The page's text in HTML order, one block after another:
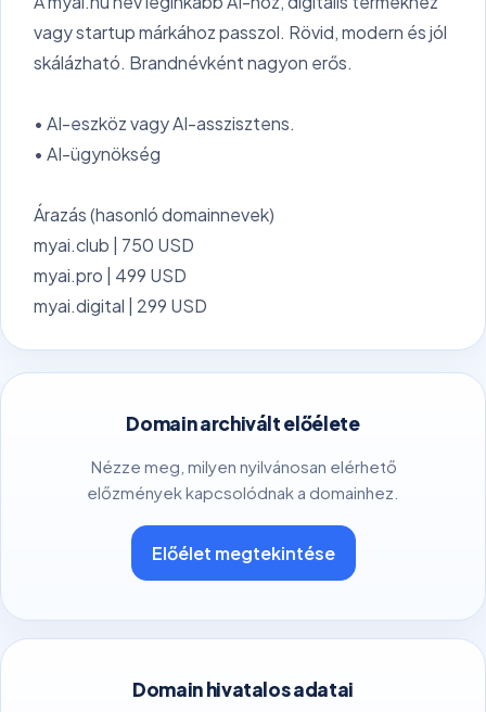
vagy startup márkához passzol. Rövid, modern és jól
skálázható. Brandnévként nagyon erős.
• AI-eszköz vagy AI-asszisztens.
• AI-ügynökség
Árazás (hasonló domainnevek)
myai.club | 750 USD
myai.pro | 499 USD
myai.digital | 299 USD
Domain archivált előélete
Nézze meg, milyen nyilvánosan elérhető
előzmények kapcsolódnak a domainhez.
Előélet megtekintése
Domain hivatalos adatai